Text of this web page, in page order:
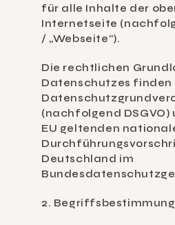
für alle Inhalte der
Internetseite
/ „Webseite“).
Die rechtlichen
Datenschutzes finden
(nachfolgend DSGVO)
EU geltenden
Deutschland im
2.